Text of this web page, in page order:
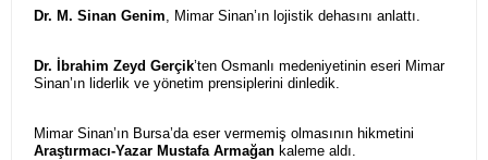
Dr. M. Sinan Genim, Mimar Sinan’ın lojistik dehasını anlattı.
Dr. İbrahim Zeyd Gerçik’ten Osmanlı medeniyetinin eseri Mimar
Sinan’ın liderlik ve yönetim prensiplerini dinledik.
Mimar Sinan’ın Bursa’da eser vermemiş olmasının hikmetini
Araştırmacı-Yazar Mustafa Armağan kaleme aldı.